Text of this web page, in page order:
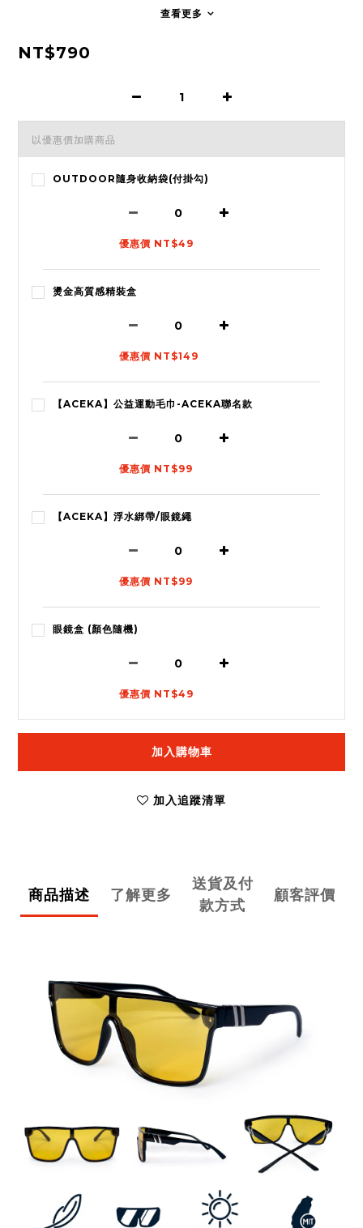
查看更多
NT$790
以優惠價加購商品
OUTDOOR隨身收納袋(付掛勾)
優惠價 NT$49
燙金高質感精裝盒
優惠價 NT$149
【ACEKA】公益運動毛巾-ACEKA聯名款
優惠價 NT$99
【ACEKA】浮水綁帶/眼鏡繩
優惠價 NT$99
眼鏡盒 (顏色隨機)
優惠價 NT$49
加入購物車
加入追蹤清單
商品描述 了解更多
送貨及付
款方式
顧客評價